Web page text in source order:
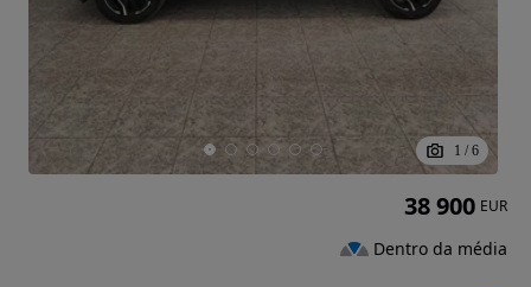
1 / 6
38 900 EUR
Dentro da média